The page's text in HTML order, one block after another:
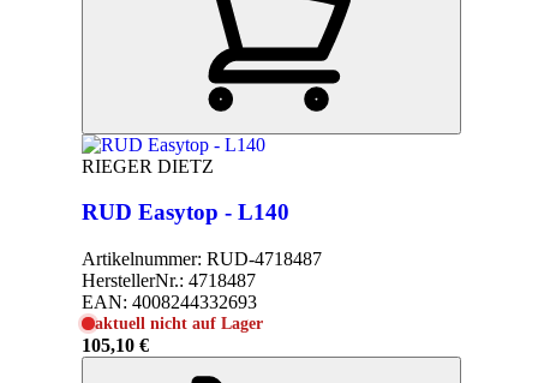
RIEGER DIETZ
RUD Easytop - L140
Artikelnummer: RUD-4718487
HerstellerNr.: 4718487
EAN: 4008244332693
aktuell nicht auf Lager
105,10 €